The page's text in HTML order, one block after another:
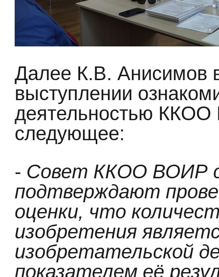
Далее К.В. Анисимов
выступлении
деятельностью ККОО
следующее:
- Совет ККОО ВОИР
подтверждают
оценки, что
изобретения
изобретательской
показателем её